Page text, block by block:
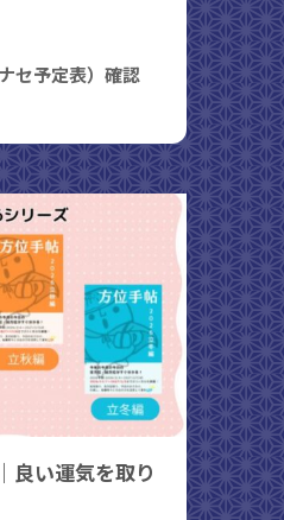
セ予定表）確認
良い運気を取り